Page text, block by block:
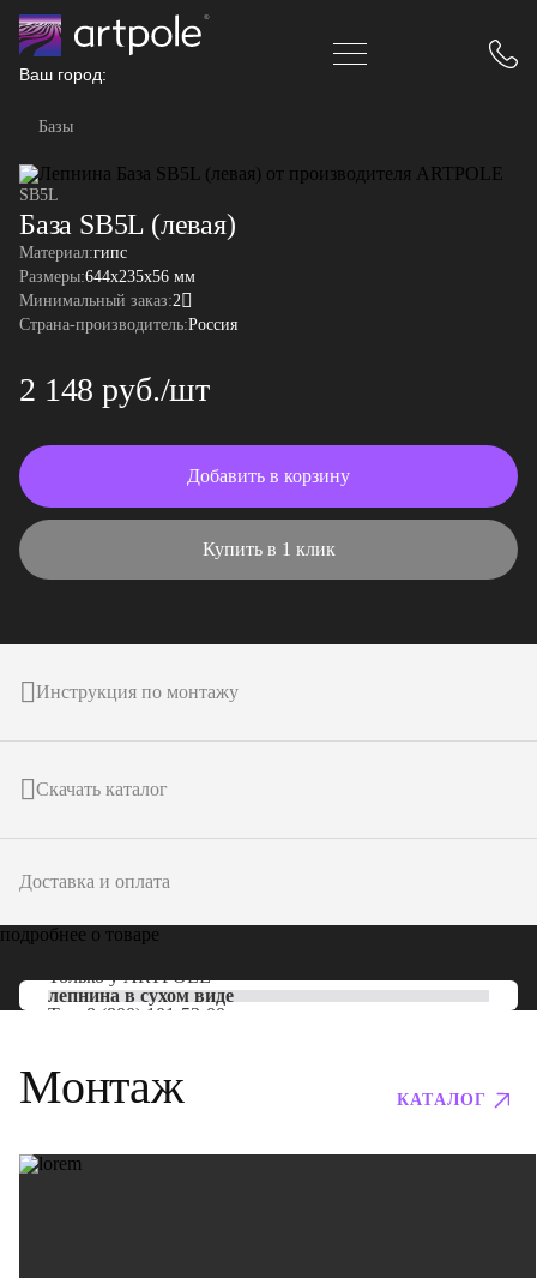
Ваш город:
Базы
SB5L
База SB5L (левая)
Материал:гипс
Размеры:644x235x56 мм
Минимальный заказ:2
Страна-производитель:Россия
2 148 руб./шт
Добавить в корзину
Купить в 1 клик
Инструкция по монтажу
Скачать каталог
Доставка и оплата
подробнее о товаре
Только уARTPOLE
лепнина в сухом виде
Тел: 8 (800) 101-53-00
Монтаж КАТАЛОГ